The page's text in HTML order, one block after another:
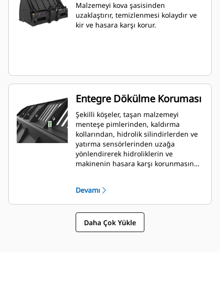
Malzemeyi kova şasisinden
uzaklaştırır, temizlenmesi kolaydır ve
kir ve hasara karşı korur.
Entegre Dökülme Koruması
Şekilli köşeler, taşan malzemeyi
menteşe pimlerinden, kaldırma
kollarından, hidrolik silindirlerden ve
yatırma sensörlerinden uzağa
yönlendirerek hidroliklerin ve
makinenin hasara karşı korunmasına
bir görüş alanı sağlar ve boşaltma
sırasında köşelere hasar gelmesini
önler.
Devamı
Daha Çok Yükle